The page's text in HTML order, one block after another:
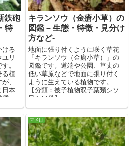
鉄砲
特
ける
リ
。
る植
、
日本
種
に掲
子
キランソウ（金瘡小草）の
図鑑 – 生態・特徴・見分け
方など-
地面に張り付くように咲く草花
「キランソウ（金瘡小草）」の
図鑑です。道端や公園、草丈の
低い草原などで地面に張り付く
ように生えている植物です。
【分類：被子植物双子葉類シソ
目シソ科】
マメ目